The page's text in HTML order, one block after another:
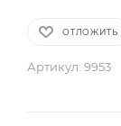
ОТЛОЖИТЬ
Артикул: 9953